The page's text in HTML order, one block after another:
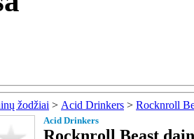
žodžiai > Acid Drinkers > Rocknroll
Acid Drinkers
Rocknroll Beast